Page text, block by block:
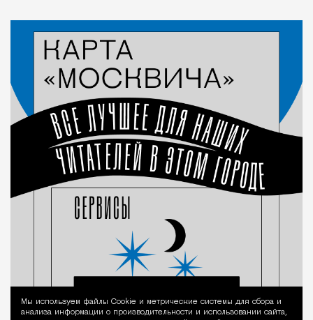
Уведомление
Мы используем файлы Сookie и метрические системы для сбора и
анализа информации о производительности и использовании сайта,